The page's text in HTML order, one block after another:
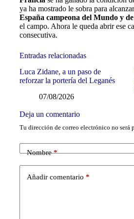
ya ha mostrado le sobra para
España campeona del Mundo y
el campo. Ahora le queda abrir ese
consecutiva.
Entradas relacionadas
Luca Zidane, a un paso de
reforzar la portería del Leganés
07/08/2026
Deja un comentario
Tu dirección de correo electrónico no será
Nombre*
Añadir comentario *